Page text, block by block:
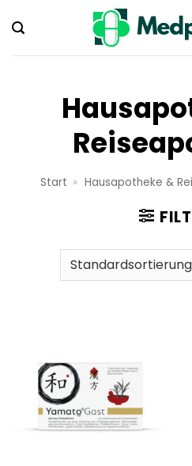
Inhalt
springen
Start » Hausapotheke &